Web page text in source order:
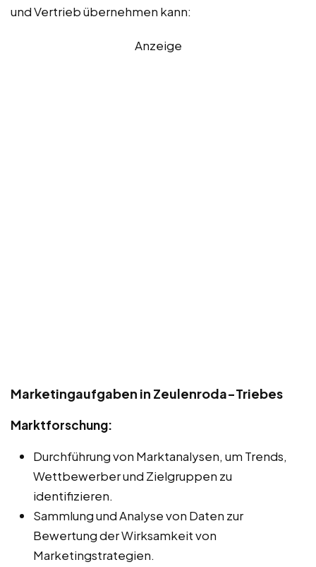
und Vertrieb übernehmen kann:
Anzeige
Marketingaufgaben in Zeulenroda-Triebes
Marktforschung:
Durchführung von Marktanalysen, um Trends,
Wettbewerber und Zielgruppen zu
identifizieren.
Sammlung und Analyse von Daten zur
Bewertung der Wirksamkeit von
Marketingstrategien.